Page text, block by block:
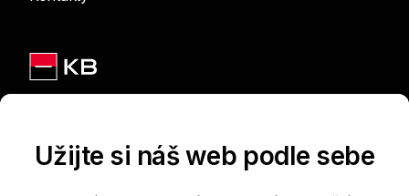
Užijte si náš web podle sebe